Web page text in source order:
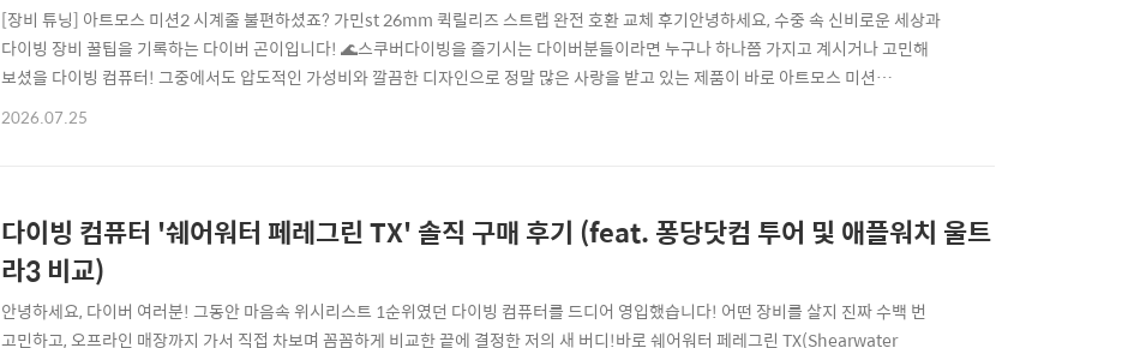
[장비 튜닝] 아트모스 미션2 시계줄 불편하셨죠? 가민st 26mm 퀵릴리즈 스트랩 완전 호환 교체 후기안녕하세요, 수중 속 신비로운 세상과
다이빙 장비 꿀팁을 기록하는 다이버 곤이입니다! 🌊스쿠버다이빙을 즐기시는 다이버분들이라면 누구나 하나쯤 가지고 계시거나 고민해
보셨을 다이빙 컴퓨터! 그중에서도 압도적인 가성비와 깔끔한 디자인으로 정말 많은 사랑을 받고 있는 제품이 바로 아트모스 미션
2(ATMOS Mission 2)인데요. 저 역시 필드에서나 일상에서나 아주 알차게 잘 쓰고 있는 최애 컴퓨터 중 하나입니다.하지만... 이 완벽해 보
2026.07.25
다이빙 컴퓨터 '쉐어워터 페레그린 TX' 솔직 구매 후기 (feat. 퐁당닷컴 투어 및 애플워치 울트
라3 비교)
안녕하세요, 다이버 여러분! 그동안 마음속 위시리스트 1순위였던 다이빙 컴퓨터를 드디어 영입했습니다! 어떤 장비를 살지 진짜 수백 번
고민하고, 오프라인 매장까지 가서 직접 차보며 꼼꼼하게 비교한 끝에 결정한 저의 새 버디!바로 쉐어워터 페레그린 TX(Shearwater